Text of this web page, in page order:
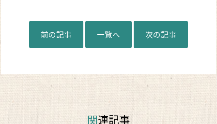
前の記事 一覧へ 次の記事
関連記事